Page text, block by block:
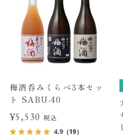
梅酒呑みくらべ3本セッ
ト SABU-40
¥5,530税込
4.9（19）